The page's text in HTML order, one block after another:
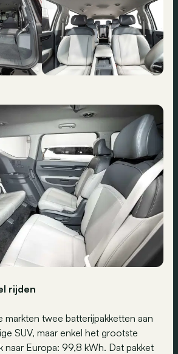
rijden
markten twee batterijpakketten aan
SUV, maar enkel het grootste
naar Europa: 99,8 kWh. Dat pakket